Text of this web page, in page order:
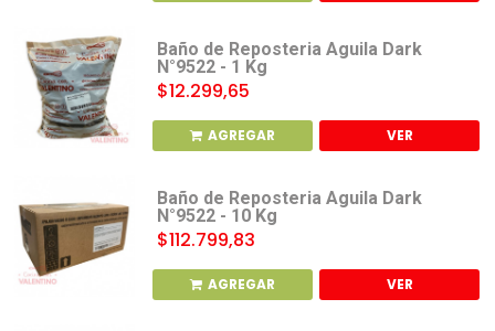
Baño de Reposteria Aguila Dark
N°9522 - 1 Kg
$12.299,65
AGREGAR VER
Baño de Reposteria Aguila Dark
N°9522 - 10 Kg
$112.799,83
AGREGAR VER